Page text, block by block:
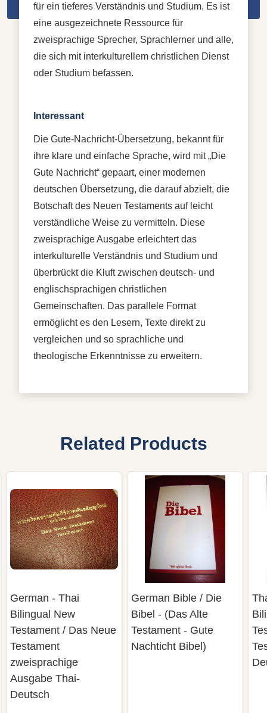
für ein tieferes Verständnis und Studium. Es ist
eine ausgezeichnete Ressource für
zweisprachige Sprecher, Sprachlerner und alle,
die sich mit interkulturellem christlichen Dienst
oder Studium befassen.
Interessant
Die Gute-Nachricht-Übersetzung, bekannt für
ihre klare und einfache Sprache, wird mit „Die
Gute Nachricht“ gepaart, einer modernen
deutschen Übersetzung, die darauf abzielt, die
Botschaft des Neuen Testaments auf leicht
verständliche Weise zu vermitteln. Diese
zweisprachige Ausgabe erleichtert das
interkulturelle Verständnis und Studium und
überbrückt die Kluft zwischen deutsch- und
englischsprachigen christlichen
Gemeinschaften. Das parallele Format
ermöglicht es den Lesern, Texte direkt zu
vergleichen und so sprachliche und
theologische Erkenntnisse zu erweitern.
Related Products
German - Thai
Bilingual New
Testament / Das Neue
Testament
zweisprachige
Ausgabe Thai-
Deutsch
German Bible / Die
Bibel - (Das Alte
Testament - Gute
Nachticht Bibel)